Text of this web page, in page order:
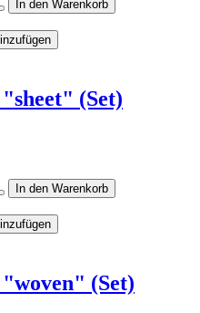
(Set)
"woven" (Set)